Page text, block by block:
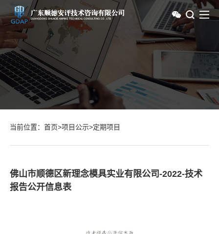
当前位置： 首页>项目公示>定期项目
佛山市顺德区新理念模具实业有限公司-2022-技术
报告公开信息表